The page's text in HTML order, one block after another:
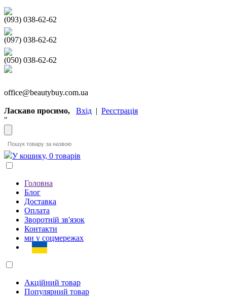
(093) 038-62-62
(097) 038-62-62
(050) 038-62-62
office@beautybuy.com.ua
Ласкаво просимо, Вхід | Реєстрація
"
У кошику, 0 товарів
Головна
Блог
Доставка
Оплата
Зворотній зв'язок
Контакти
ми у соцмережах
Акційний товар
Популярний товар